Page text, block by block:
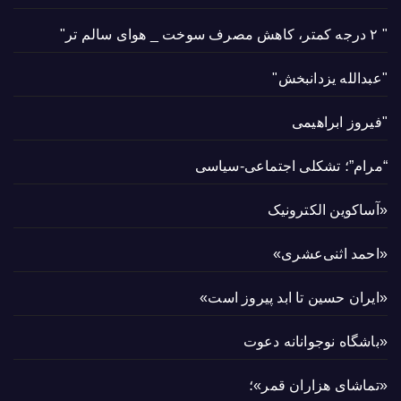
" ۲ درجه کمتر، کاهش مصرف سوخت _ هوای سالم تر"
"عبدالله یزدانبخش"
"فیروز ابراهیمی
“مرام”؛ تشکلی اجتماعی-سیاسی
«آساکوین الکترونیک
«احمد اثنی‌عشری»
«ایران حسین تا ابد پیروز است»
«باشگاه نوجوانانه دعوت
«تماشای هزاران قمر»؛